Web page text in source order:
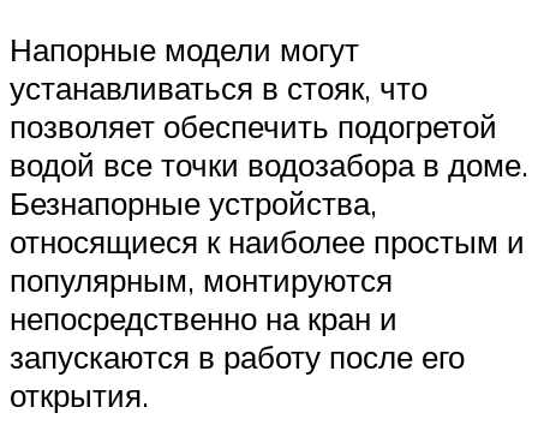
Напорные модели могут
устанавливаться в стояк, что
позволяет обеспечить подогретой
водой все точки водозабора в доме.
Безнапорные устройства,
относящиеся к наиболее простым и
популярным, монтируются
непосредственно на кран и
запускаются в работу после его
открытия.